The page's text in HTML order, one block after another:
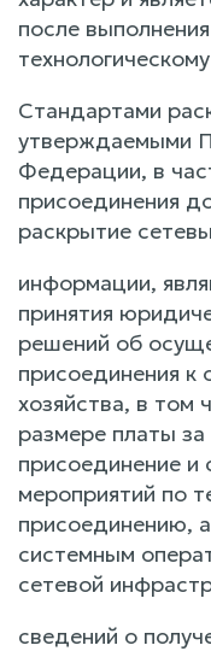
после
Стандартами
утверждаемыми
Федерации, в
присоединения
раскрытие
информации,
принятия
решений об
присоединения к
хозяйства, в том
размере платы за
присоединение и
мероприятий по
присоединению,
системным
сетевой
сведений о